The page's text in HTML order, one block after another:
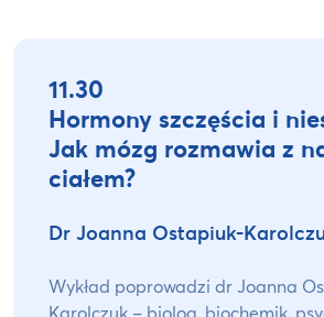
11.30
Hormony szczęścia i
Jak mózg rozmawia z
ciałem?
Dr Joanna Ostapiuk-
Wykład poprowadzi dr Joanna
Karolczuk – biolog, biochemik,